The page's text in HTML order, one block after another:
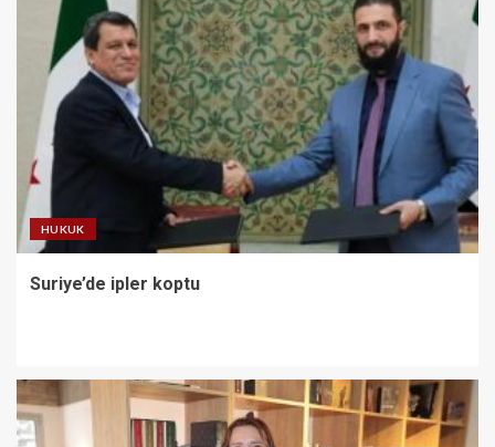
HUKUK
Suriye’de ipler koptu